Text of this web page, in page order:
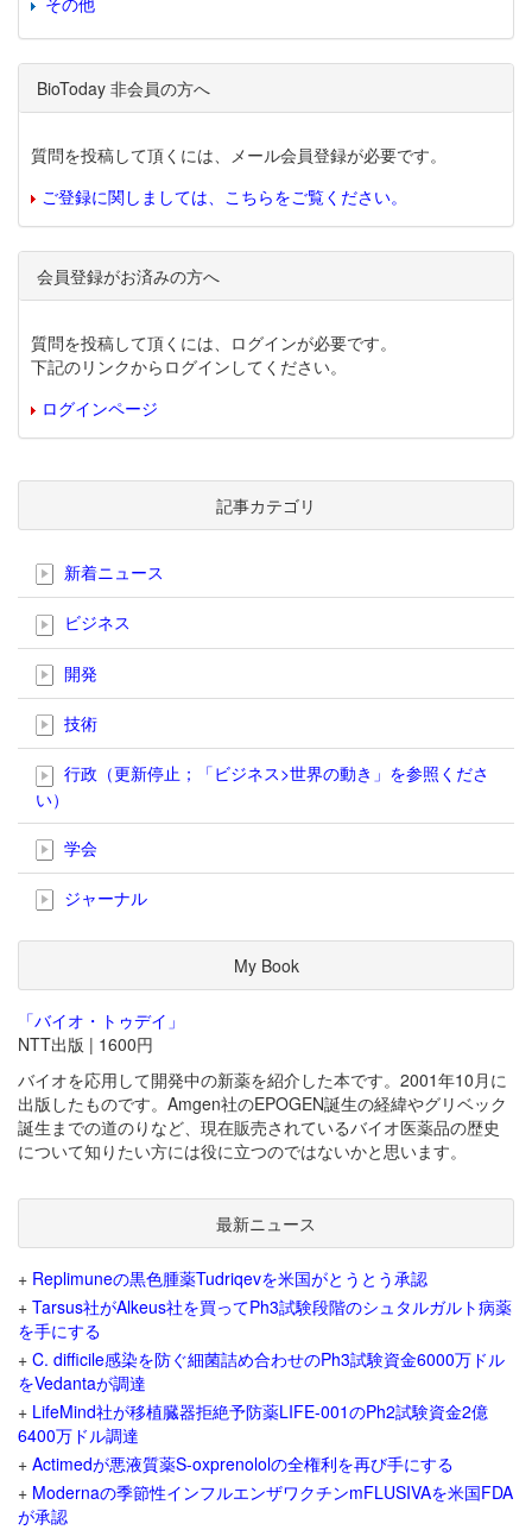
BioToday 非会員の方へ
質問を投稿して頂くには、メール会員登録が必要です。
ご登録に関しましては、こちらをご覧ください。
会員登録がお済みの方へ
質問を投稿して頂くには、ログインが必要です。
下記のリンクからログインしてください。
ログインページ
記事カテゴリ
新着ニュース
ビジネス
開発
技術
行政（更新停止；「ビジネス>世界の動き」を参照くださ
い）
学会
ジャーナル
My Book
「バイオ・トゥデイ」
NTT出版 | 1600円
バイオを応用して開発中の新薬を紹介した本です。2001年10月に
出版したものです。Amgen社のEPOGEN誕生の経緯やグリベック
誕生までの道のりなど、現在販売されているバイオ医薬品の歴史
について知りたい方には役に立つのではないかと思います。
最新ニュース
+ Replimuneの黒色腫薬Tudriqevを米国がとうとう承認
+ Tarsus社がAlkeus社を買ってPh3試験段階のシュタルガルト病薬
を手にする
+ C. difficile感染を防ぐ細菌詰め合わせのPh3試験資金6000万ドル
をVedantaが調達
+ LifeMind社が移植臓器拒絶予防薬LIFE-001のPh2試験資金2億
6400万ドル調達
+ Actimedが悪液質薬S-oxprenololの全権利を再び手にする
+ Modernaの季節性インフルエンザワクチンmFLUSIVAを米国FDA
が承認